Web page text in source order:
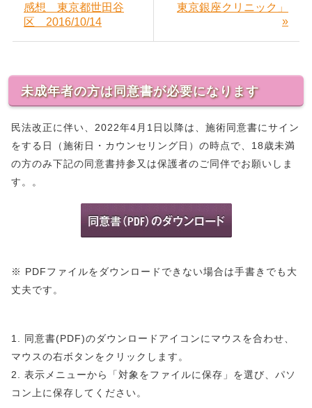
感想 東京都世田谷
区 2016/10/14
東京銀座クリニック」
»
未成年者の方は同意書が必要になります
民法改正に伴い、2022年4月1日以降は、施術同意書にサイン
をする日（施術日・カウンセリング日）の時点で、18歳未満
の方のみ下記の同意書持参又は保護者のご同伴でお願いしま
す。。
※ PDFファイルをダウンロードできない場合は手書きでも大
丈夫です。
1. 同意書(PDF)のダウンロードアイコンにマウスを合わせ、
マウスの右ボタンをクリックします。
2. 表示メニューから「対象をファイルに保存」を選び、パソ
コン上に保存してください。